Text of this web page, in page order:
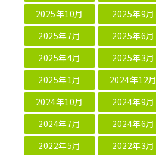
2025年10月
2025年9月
2025年7月
2025年6月
2025年4月
2025年3月
2025年1月
2024年12月
2024年10月
2024年9月
2024年7月
2024年6月
2022年5月
2022年3月